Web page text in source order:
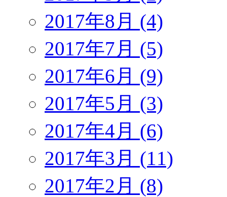
2017年8月 (4)
2017年7月 (5)
2017年6月 (9)
2017年5月 (3)
2017年4月 (6)
2017年3月 (11)
2017年2月 (8)